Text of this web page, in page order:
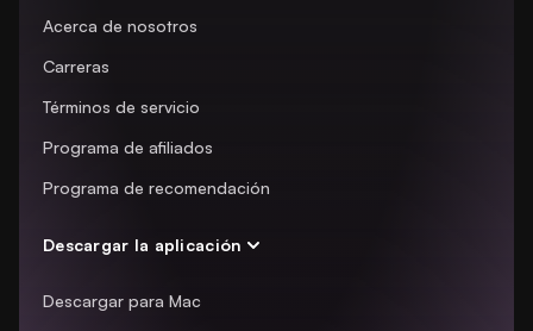
Acerca de nosotros
Carreras
Términos de servicio
Programa de afiliados
Programa de recomendación
Descargar la aplicación
Descargar para Mac